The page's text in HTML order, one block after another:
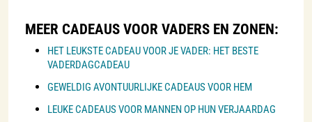
MEER CADEAUS VOOR VADERS EN ZONEN:
HET LEUKSTE CADEAU VOOR JE VADER: HET BESTE
VADERDAGCADEAU
GEWELDIG AVONTUURLIJKE CADEAUS VOOR HEM
LEUKE CADEAUS VOOR MANNEN OP HUN VERJAARDAG